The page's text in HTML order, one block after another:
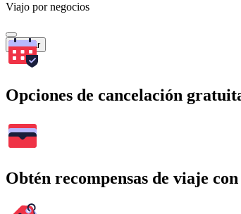
Viajo por negocios
Buscar
Opciones de cancelación
Obtén recompensas de viaje